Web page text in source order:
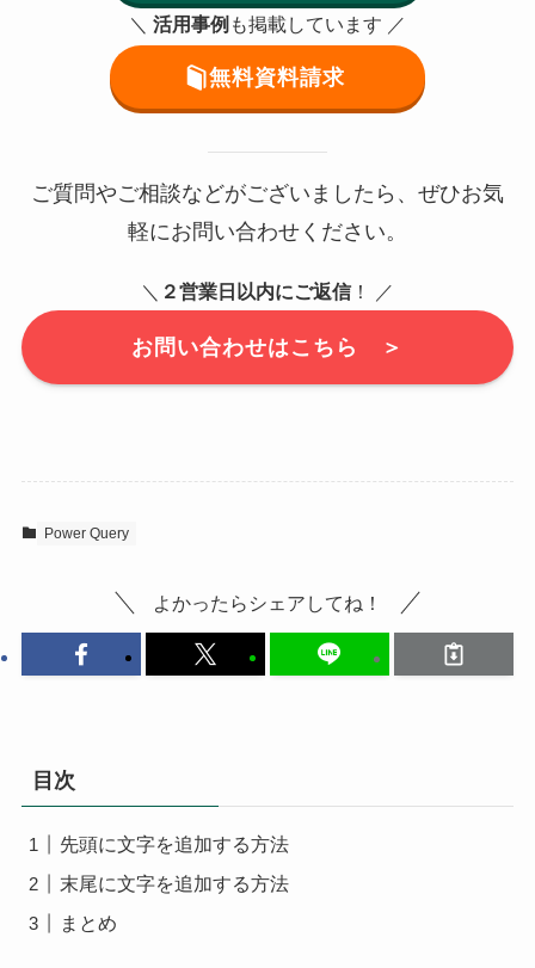
＼ 活用事例 も掲載しています ／
無料資料請求
ご質問やご相談などがございましたら、ぜひお気
軽にお問い合わせください。
＼ ２営業日以内にご返信！ ／
お問い合わせはこちら ＞
Power Query
よかったらシェアしてね！
目次
先頭に文字を追加する方法
末尾に文字を追加する方法
まとめ